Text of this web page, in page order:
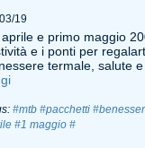
19
aprile e primo maggio
e i ponti per
termale, salute e
#mtb #pacchetti
#1 maggio #